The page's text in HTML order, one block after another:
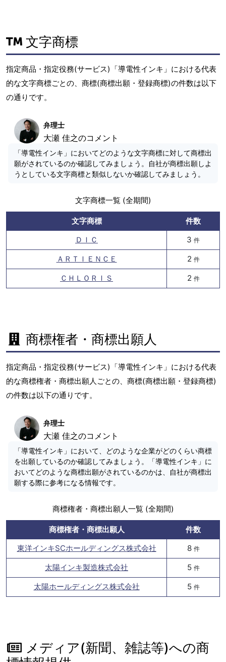
文字商標
指定商品・指定役務(サービス)「導電性インキ」における代表
的な文字商標ごとの、商標(商標出願・登録商標)の件数は以下
の通りです。
弁理士
大瀬 佳之のコメント
「導電性インキ」においてどのような文字商標に対して商標出
願がされているのか確認してみましょう。自社が商標出願しよ
うとしている文字商標と類似しないか確認してみましょう。
文字商標一覧 (全期間)
文字商標
件数
ＤＩＣ
3 件
ＡＲＴＩＥＮＣＥ 2 件
ＣＨＬＯＲＩＳ 2 件
商標権者・商標出願人
指定商品・指定役務(サービス)「導電性インキ」における代表
的な商標権者・商標出願人ごとの、商標(商標出願・登録商標)
の件数は以下の通りです。
弁理士
大瀬 佳之のコメント
「導電性インキ」において、どのような企業がどのくらい商標
を出願しているのか確認してみましょう。「導電性インキ」に
おいてどのような商標出願がされているのかは、自社が商標出
願する際に参考になる情報です。
商標権者・商標出願人一覧 (全期間)
商標権者・商標出願人
件数
東洋インキSCホールディングス株式会社
8 件
太陽インキ製造株式会社 5 件
太陽ホールディングス株式会社 5 件
メディア(新聞、雑誌等)への商